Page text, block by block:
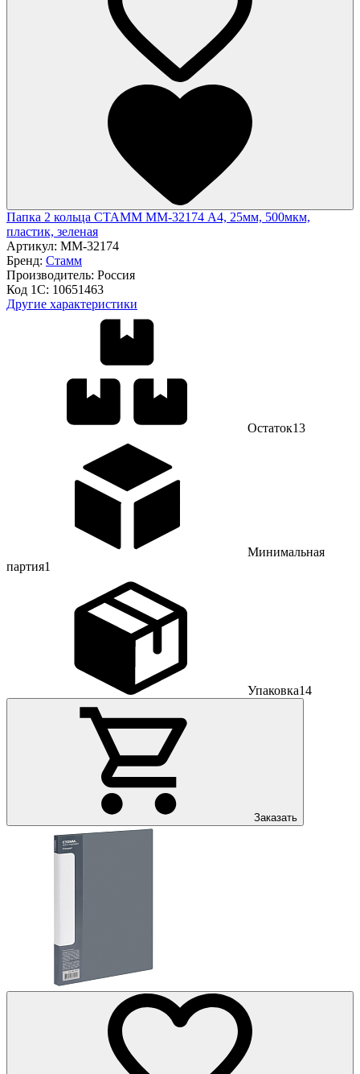
Папка 2 кольца СТАММ ММ-32174 А4, 25мм, 500мкм,
пластик, зеленая
Артикул: ММ-32174
Бренд: Стамм
Производитель: Россия
Код 1С: 10651463
Другие характеристики
Остаток13
Минимальная
партия1
Упаковка14
Заказать